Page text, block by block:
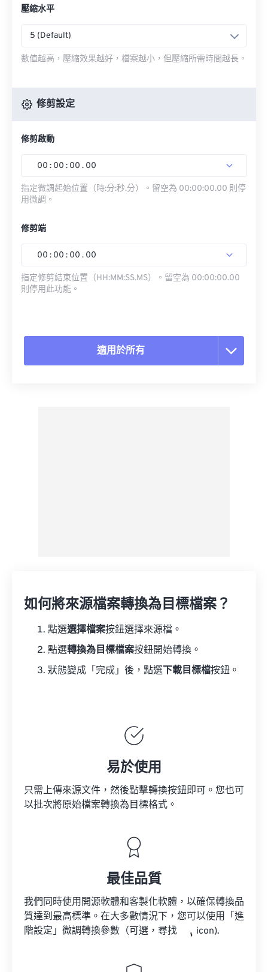
壓縮水平
5 (Default)
數值越高，壓縮效果越好，檔案越小，但壓縮所需時間越長。
修剪設定
修剪啟動
00 : 00 : 00 . 00
指定微調起始位置（時:分:秒.分）。留空為 00:00:00.00 則停
用微調。
修剪端
00 : 00 : 00 . 00
指定修剪結束位置（HH:MM:SS.MS）。留空為 00:00:00.00
則停用此功能。
適用於所有
如何將來源檔案轉換為目標檔案？
點選選擇檔案按鈕選擇來源檔。
點選轉換為目標檔案按鈕開始轉換。
狀態變成「完成」後，點選 下載目標檔按鈕。
易於使用
只需上傳來源文件，然後點擊轉換按鈕即可。您也可
以批次將原始檔案轉換為目標格式。
最佳品質
我們同時使用開源軟體和客製化軟體，以確保轉換品
質達到最高標準。在大多數情況下，您可以使用「進
階設定」微調轉換參數（可選，尋找
icon).